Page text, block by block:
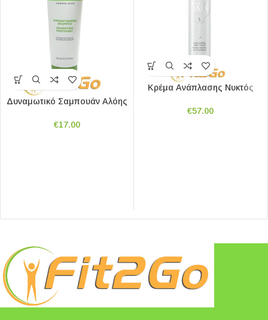
Δυναμωτικό Σαμπουάν Αλόης
€17.00
Κρέμα Ανάπλασης Νυκτός
€57.00